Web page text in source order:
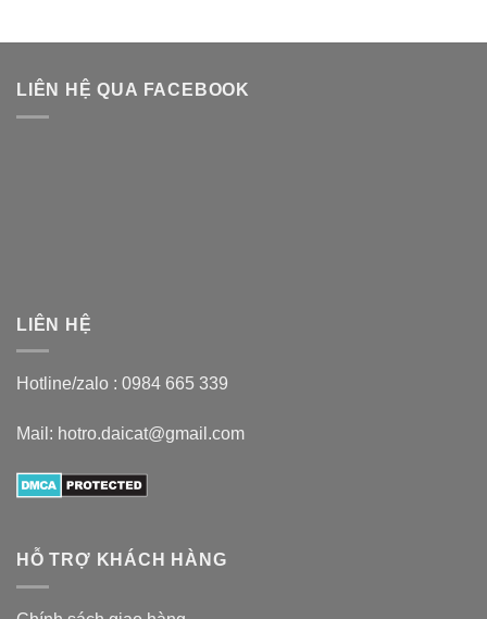
LIÊN HỆ QUA FACEBOOK
LIÊN HỆ
Hotline/zalo : 0984 665 339
Mail: hotro.daicat@gmail.com
HỖ TRỢ KHÁCH HÀNG